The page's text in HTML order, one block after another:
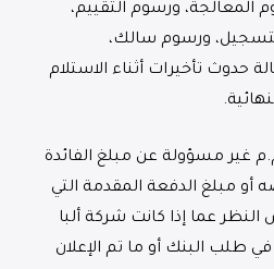
المعالجة، ورسوم التقييم،
ورسوم سالك،
حدوث تأخيرات أثناء الاستلام
غير مسؤولة عن مبلغ الفائدة
أو مبلغ الدفعة المقدمة التي
عما إذا كانت شركة ألبا
طلب البنك أو ما تم الإعلان